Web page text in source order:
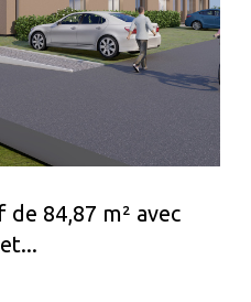
bien
84,87 m² avec